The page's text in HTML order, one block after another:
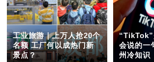
工业旅游｜上万人抢20个
名额 工厂何以成热门新
景点？
“TikTok”
会说的一
州冷知识